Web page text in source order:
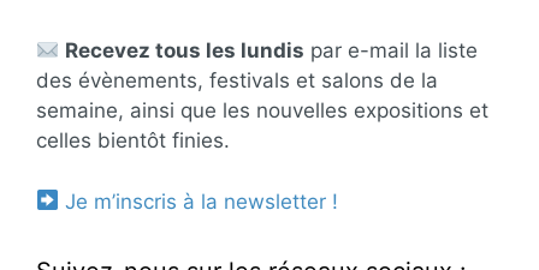
Recevez tous les lundis par e-mail la liste
des évènements, festivals et salons de la
semaine, ainsi que les nouvelles expositions et
celles bientôt finies.
Je m’inscris à la newsletter !